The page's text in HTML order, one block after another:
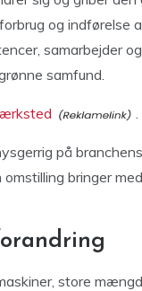
og indførelse
samarbejder
samfund.
.
på
bringer
store